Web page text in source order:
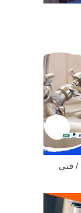
معلم صحي سباك الجابرية / 55850065 / فني